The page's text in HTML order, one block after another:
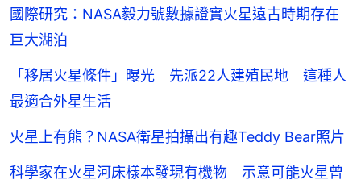
國際研究：NASA毅力號數據證實火星遠古時期存在
巨大湖泊
「移居火星條件」曝光 先派22人建殖民地 這種人
最適合外星生活
火星上有熊？NASA衛星拍攝出有趣Teddy Bear照片
科學家在火星河床樣本發現有機物 示意可能火星曾